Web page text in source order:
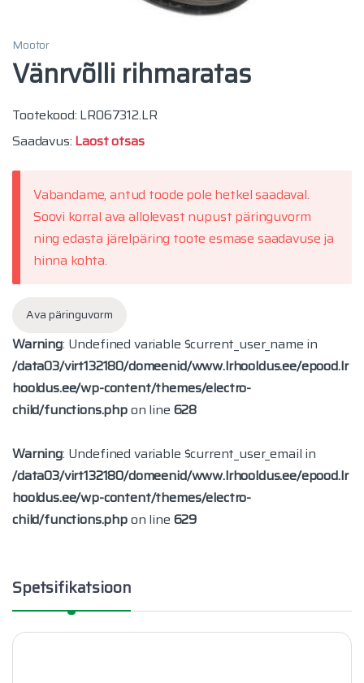
Mootor
Vänrvõlli rihmaratas
Tootekood: LR067312.LR
Saadavus: Laost otsas
Vabandame, antud toode pole hetkel saadaval.
Soovi korral ava allolevast nupust päringuvorm
ning edasta järelpäring toote esmase saadavuse ja
hinna kohta.
Ava päringuvorm
Warning: Undefined variable $current_user_name in
/data03/virt132180/domeenid/www.lrhooldus.ee/epood.lr
hooldus.ee/wp-content/themes/electro-
child/functions.phpon line 628
Warning: Undefined variable $current_user_email in
/data03/virt132180/domeenid/www.lrhooldus.ee/epood.lr
hooldus.ee/wp-content/themes/electro-
child/functions.phpon line 629
Spetsifikatsioon